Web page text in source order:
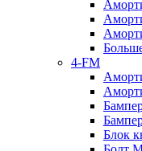
4-FM
Блок